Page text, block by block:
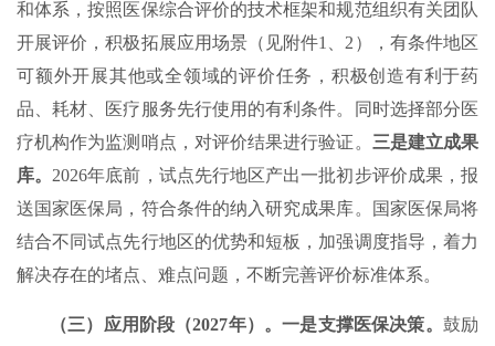
和体系，按照医保综合评价的技术框架和规范组织有关团队
开展评价，积极拓展应用场景（见附件1、2），有条件地区
可额外开展其他或全领域的评价任务，积极创造有利于药
品、耗材、医疗服务先行使用的有利条件。同时选择部分医
疗机构作为监测哨点，对评价结果进行验证。 三是建立成果
库。 2026年底前，试点先行地区产出一批初步评价成果，报
送国家医保局，符合条件的纳入研究成果库。国家医保局将
结合不同试点先行地区的优势和短板，加强调度指导，着力
解决存在的堵点、难点问题，不断完善评价标准体系。
（三）应用阶段（2027年）。一是支撑医保决策。 鼓励